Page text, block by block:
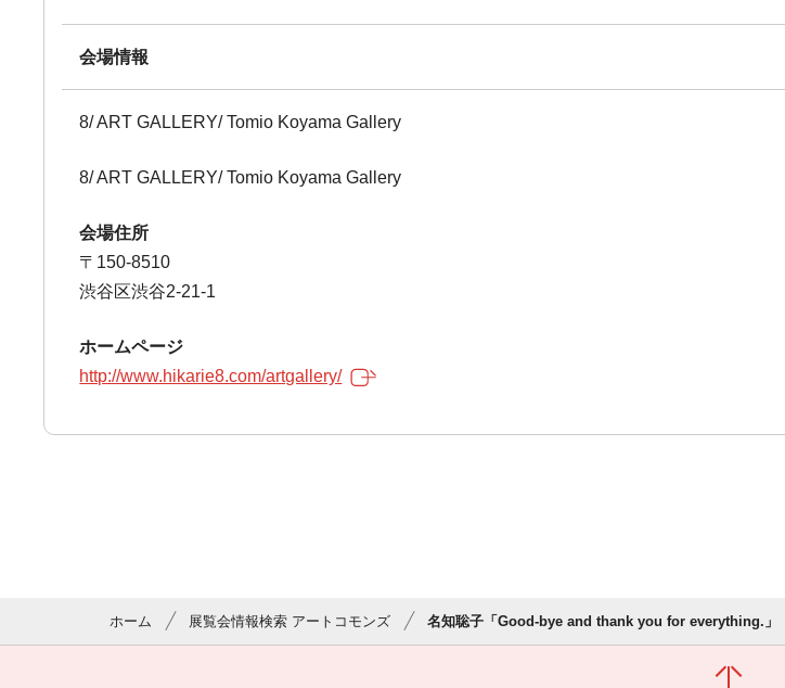
会場情報
8/ ART GALLERY/ Tomio Koyama Gallery
8/ ART GALLERY/ Tomio Koyama Gallery
会場住所
〒150-8510
渋谷区渋谷2-21-1
ホームページ
http://www.hikarie8.com/artgallery/
ホーム 展覧会情報検索 アートコモンズ 名知聡子「Good-bye and thank you for everything.」